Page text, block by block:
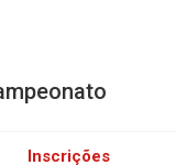
Inscrições